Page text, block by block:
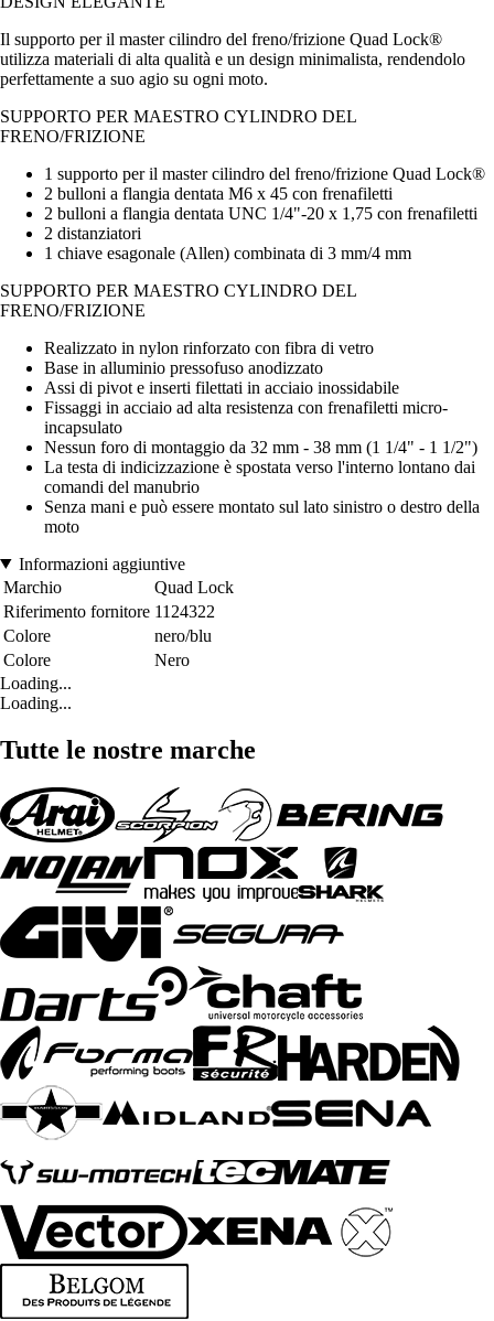
Il supporto per il master cilindro del freno/frizione Quad Lock®
utilizza materiali di alta qualità e un design minimalista, rendendolo
perfettamente a suo agio su ogni moto.
SUPPORTO PER MAESTRO CYLINDRO DEL
FRENO/FRIZIONE
1 supporto per il master cilindro del freno/frizione Quad Lock®
2 bulloni a flangia dentata M6 x 45 con frenafiletti
2 bulloni a flangia dentata UNC 1/4"-20 x 1,75 con frenafiletti
2 distanziatori
1 chiave esagonale (Allen) combinata di 3 mm/4 mm
SUPPORTO PER MAESTRO CYLINDRO DEL
FRENO/FRIZIONE
Realizzato in nylon rinforzato con fibra di vetro
Base in alluminio pressofuso anodizzato
Assi di pivot e inserti filettati in acciaio inossidabile
Fissaggi in acciaio ad alta resistenza con frenafiletti micro-
incapsulato
Nessun foro di montaggio da 32 mm - 38 mm (1 1/4" - 1 1/2")
La testa di indicizzazione è spostata verso l'interno lontano dai
comandi del manubrio
Senza mani e può essere montato sul lato sinistro o destro della
moto
Informazioni aggiuntive
Marchio
Quad Lock
Riferimento fornitore 1124322
Colore
nero/blu
Colore
Nero
Loading...
Loading...
Tutte le nostre marche